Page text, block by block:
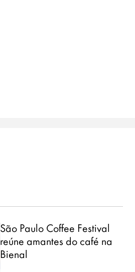
São Paulo Coffee Festival
reúne amantes do café na
Bienal